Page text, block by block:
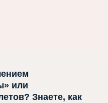
или
Знаете, как